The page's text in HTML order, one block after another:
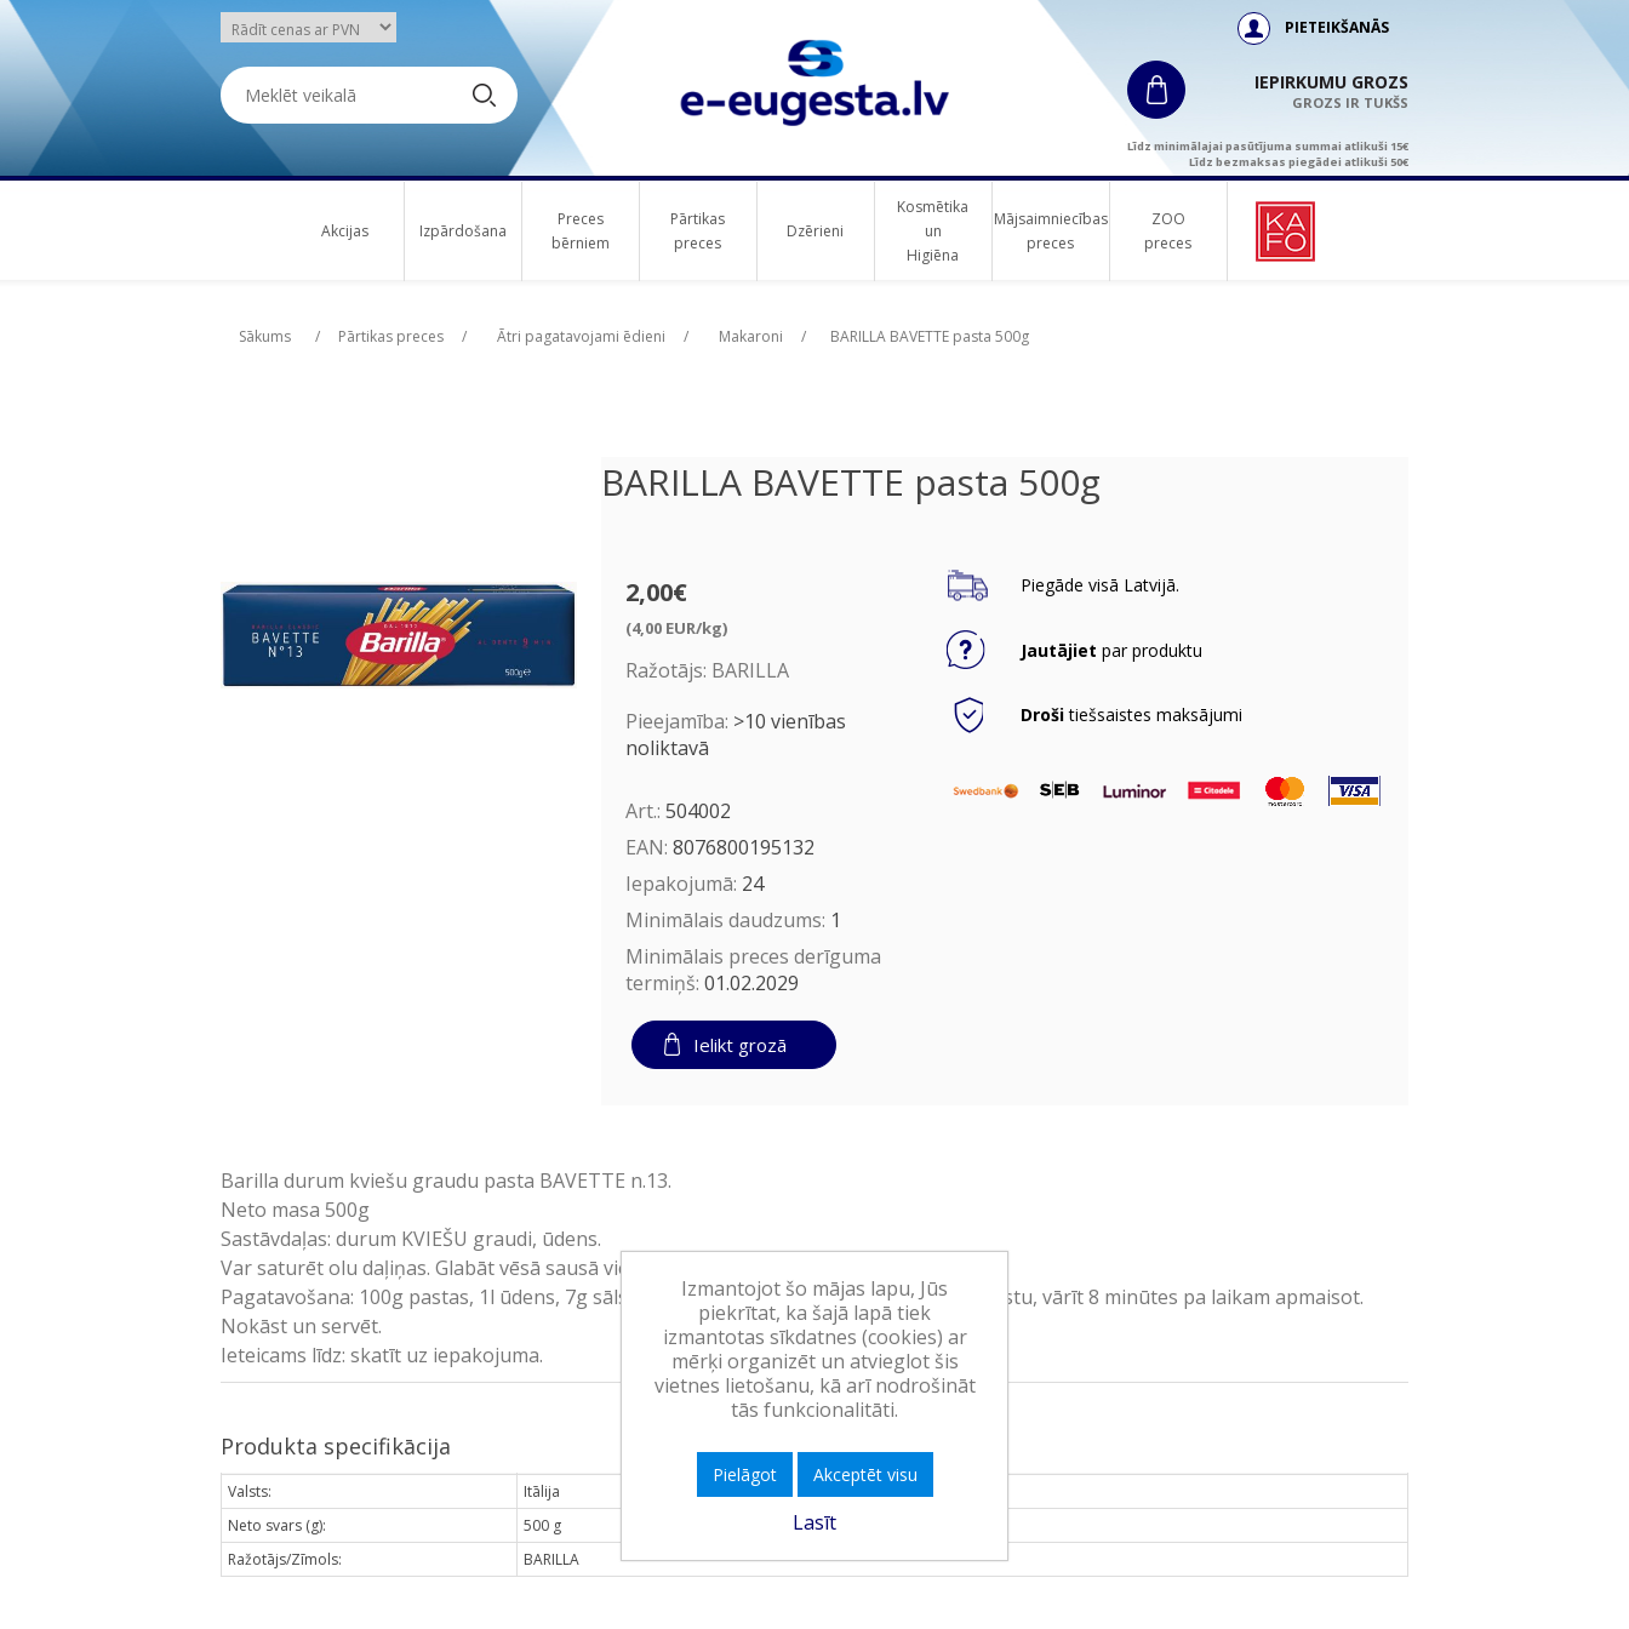
PIETEIKŠANĀS
IEPIRKUMU GROZS
GROZS IR TUKŠS
Līdz minimālajai pasūtījuma summai atlikuši 15€
Līdz bezmaksas piegādei atlikuši 50€
Akcijas Izpārdošana
Preces
bērniem
Pārtikas
preces
Dzērieni
Kosmētika
un
Higiēna
Mājsaimniecības
preces
ZOO
preces
Sākums / Pārtikas preces / Ātri pagatavojami ēdieni / Makaroni / BARILLA BAVETTE pasta 500g
BARILLA BAVETTE pasta 500g
2,00€
(4,00 EUR/kg)
Ražotājs: BARILLA
Pieejamība: >10 vienības
noliktavā
Art.: 504002
EAN: 8076800195132
Iepakojumā: 24
Minimālais daudzums: 1
Minimālais preces derīguma
termiņš: 01.02.2029
Ielikt grozā
Piegāde visā Latvijā.
Jautājiet par produktu
Drošitiešsaistes maksājumi
Barilla durum kviešu graudu pasta BAVETTE n.13.
Neto masa 500g
Sastāvdaļas: durum KVIEŠU graudi, ūdens.
Var saturēt olu daļiņas. Glabāt vēsā sausā vietā.
Pagatavošana: 100g pastas, 1l ūdens, 7g sāls. Uzvārīt ūdeni, pievienot sāli un iebērt pastu, vārīt 8 minūtes pa laikam apmaisot.
Nokāst un servēt.
Ieteicams līdz: skatīt uz iepakojuma.
Produkta specifikācija
Valsts:
Itālija
Neto svars (g):
500 g
Ražotājs/Zīmols:
BARILLA
Izmantojot šo mājas lapu, Jūs
piekrītat, ka šajā lapā tiek
izmantotas sīkdatnes (cookies) ar
mērķi organizēt un atvieglot šis
vietnes lietošanu, kā arī nodrošināt
tās funkcionalitāti.
Pielāgot Akceptēt visu
Lasīt